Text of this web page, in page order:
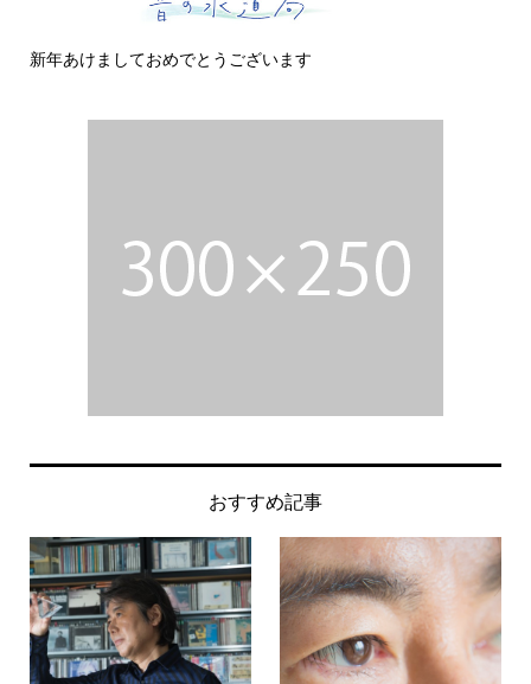
新年あけましておめでとうございます
おすすめ記事